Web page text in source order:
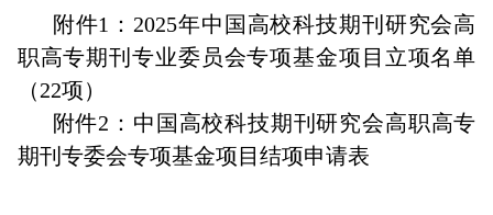
附件1：2025年中国高校科技期刊研究会高
职高专期刊专业委员会专项基金项目立项名单
（22项）
附件2：中国高校科技期刊研究会高职高专
期刊专委会专项基金项目结项申请表